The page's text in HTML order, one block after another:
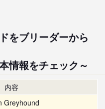
をブリーダーから
情報をチェック～
内容
Greyhound